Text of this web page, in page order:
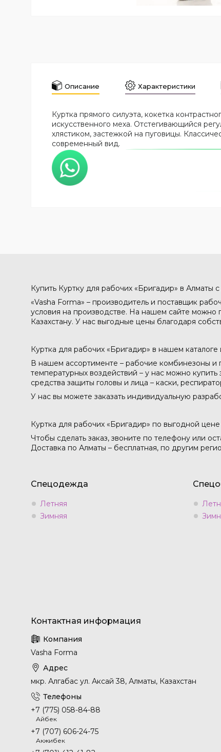
Описание Характеристики
Куртка прямого силуэта, кокетка
искусственного меха. Отстегивающийся
хлястиком, застежкой на пуговицы.
современный вид.
Купить Куртку для рабочих «Бригадир» в Алматы
«Vasha Forma» – производитель и поставщик
условия на производстве. На нашем сайте
Казахстану. У нас выгодные цены благодаря
Куртка для рабочих «Бригадир» в нашем каталоге
В нашем ассортименте – рабочие комбинезоны и
температурных воздействий – у нас можно
средства защиты головы и лица – каски,
У нас вы можете заказать индивидуальную
Куртка для рабочих «Бригадир» по выгодной цене
Чтобы сделать заказ, звоните по телефону или
Доставка по Алматы – бесплатная, по другим
Спецодежда
Летняя
Зимняя
Vasha Forma
мкр. Алгабас ул. Аксай 38, Алматы, Казахстан
+7 (775) 058-84-88
Айбек
+7 (707) 606-24-75
Акжибек